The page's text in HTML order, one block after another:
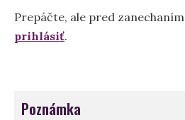
Prepáčte, ale pred
prihlásiť.
Poznámka